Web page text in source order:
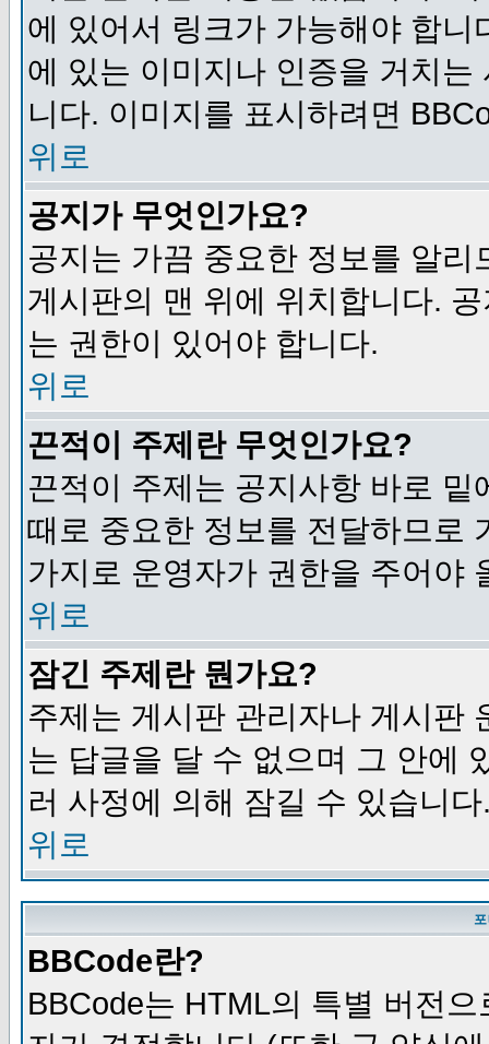
에 있어서 링크가 가능해야 합
에 있는 이미지나 인증을 거치
니다. 이미지를 표시하려면
위로
공지가 무엇인가요?
공지는 가끔 중요한 정보를 알
게시판의 맨 위에 위치합니다.
는 권한이 있어야 합니다.
위로
끈적이 주제란 무엇인가요?
끈적이 주제는 공지사항 바로
때로 중요한 정보를 전달하므로
가지로 운영자가 권한을 주어야
위로
잠긴 주제란 뭔가요?
주제는 게시판 관리자나 게시판
는 답글을 달 수 없으며 그 안에
러 사정에 의해 잠길 수 있습니다
위로
BBCode란?
BBCode는 HTML의 특별 버전